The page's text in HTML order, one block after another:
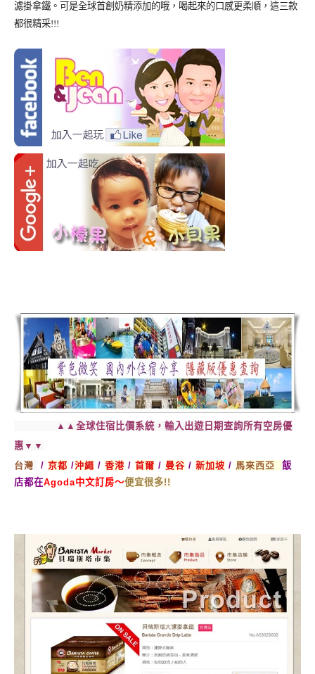
濾掛拿鐵。可是全球首創奶精添加的哦，喝起來的口感更柔順，這三款
都很精采!!!
▲▲全球住宿比價系統，輸入出遊日期查詢所有空房優
惠▼▼
台灣
/ 京都 /沖繩 / 香港 / 首爾 / 曼谷 / 新加坡 / 馬來西亞
飯
店都在Agoda中文訂房～便宜很多!!